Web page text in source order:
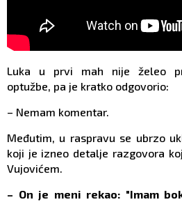
Luka u prvi mah nije želeo
optužbe, pa je kratko odgovorio:
– Nemam komentar.
Međutim, u raspravu se ubrzo
koji je izneo detalje razgovora
Vujovićem.
– On je meni rekao: "Imam